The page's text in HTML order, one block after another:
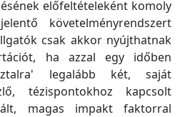
előfeltételeként komoly
követelményrendszert
csak akkor nyújthatnak
ha azzal egy időben
legalább két, saját
tézispontokhoz kapcsolt
magas impakt faktorral